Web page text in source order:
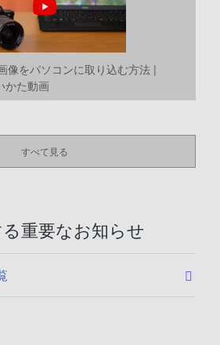
像をパソコンに取り込む方法 |
かた動画
すべて見る
重要なお知らせ